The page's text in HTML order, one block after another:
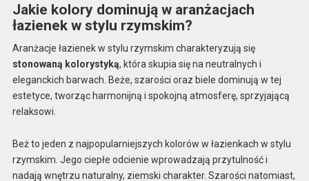
Jakie kolory dominują w aranżacjach
łazienek w stylu rzymskim?
Aranżacje łazienek w stylu rzymskim charakteryzują się
stonowaną kolorystyką, która skupia się na neutralnych i
eleganckich barwach. Beże, szarości oraz biele dominują w tej
estetyce, tworząc harmonijną i spokojną atmosferę, sprzyjającą
relaksowi.
Beż to jeden z najpopularniejszych kolorów w łazienkach w stylu
rzymskim. Jego ciepłe odcienie wprowadzają przytulność i
nadają wnętrzu naturalny, ziemski charakter. Szarości natomiast,